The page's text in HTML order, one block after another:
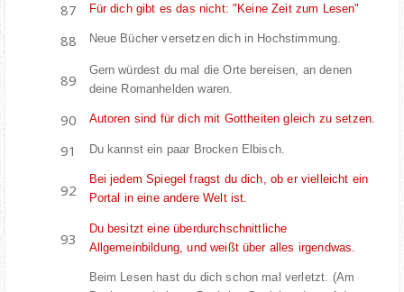
Für dich gibt es das nicht: "Keine Zeit zum Lesen"
Neue Bücher versetzen dich in Hochstimmung.
Gern würdest du mal die Orte bereisen, an denen
deine Romanhelden waren.
Autoren sind für dich mit Gottheiten gleich zu setzen.
Du kannst ein paar Brocken Elbisch.
Bei jedem Spiegel fragst du dich, ob er vielleicht ein
Portal in eine andere Welt ist.
Du besitzt eine überdurchschnittliche
Allgemeinbildung, und weißt über alles irgendwas.
Beim Lesen hast du dich schon mal verletzt. (Am